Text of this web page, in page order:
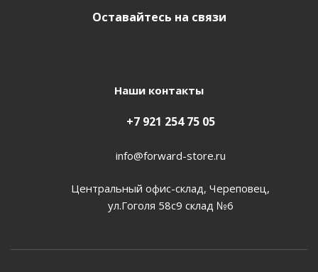
Оставайтесь на связи
Наши контакты
+7 921 254 75 05
info@forward-store.ru
Центральный офис-склад, Череповец,
ул.Гоголя 58с9 склад №6